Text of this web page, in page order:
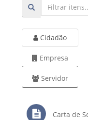
Cidadão
Empresa
Servidor
Carta de